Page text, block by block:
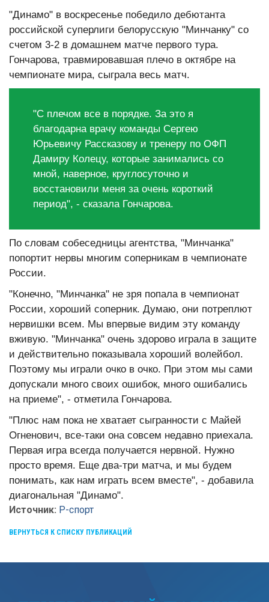
"Динамо" в воскресенье победило дебютанта
российской суперлиги белорусскую "Минчанку" со
счетом 3-2 в домашнем матче первого тура.
Гончарова, травмировавшая плечо в октябре на
чемпионате мира, сыграла весь матч.
"С плечом все в порядке. За это я
благодарна врачу команды Сергею
Юрьевичу Рассказову и тренеру по ОФП
Дамиру Колецу, которые занимались со
мной, наверное, круглосуточно и
восстановили меня за очень короткий
период", - сказала Гончарова.
По словам собеседницы агентства, "Минчанка"
попортит нервы многим соперникам в чемпионате
России.
"Конечно, "Минчанка" не зря попала в чемпионат
России, хороший соперник. Думаю, они потреплют
нервишки всем. Мы впервые видим эту команду
вживую. "Минчанка" очень здорово играла в защите
и действительно показывала хороший волейбол.
Поэтому мы играли очко в очко. При этом мы сами
допускали много своих ошибок, много ошибались
на приеме", - отметила Гончарова.
"Плюс нам пока не хватает сыгранности с Майей
Огненович, все-таки она совсем недавно приехала.
Первая игра всегда получается нервной. Нужно
просто время. Еще два-три матча, и мы будем
понимать, как нам играть всем вместе", - добавила
диагональная "Динамо".
Источник: Р-спорт
ВЕРНУТЬСЯ К СПИСКУ ПУБЛИКАЦИЙ